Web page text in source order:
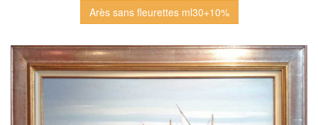
Arès sans fleurettes ml30+10%